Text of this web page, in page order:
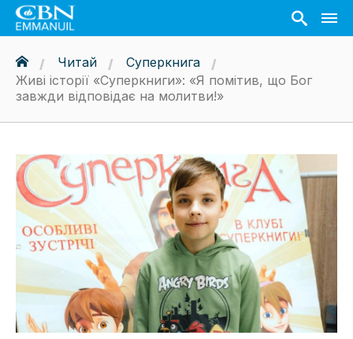
Читай
Суперкнига
Живі історії «Суперкниги»: «Я помітив, що Бог
завжди відповідає на молитви!»